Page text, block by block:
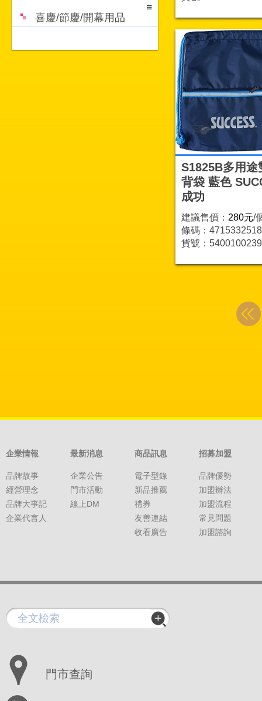
喜慶/節慶/開幕用品
S1825B多用途
背袋 藍色
成功
建議售價： 280元/
條碼：
貨號：5400100239
企業情報
品牌故事
經營理念
品牌大事記
企業代言人
最新消息
企業公告
門市活動
線上DM
商品訊息
電子型錄
新品推薦
禮券
友善連結
收看廣告
招募加盟
品牌優勢
加盟辦法
加盟流程
常見問題
加盟諮詢
門市查詢